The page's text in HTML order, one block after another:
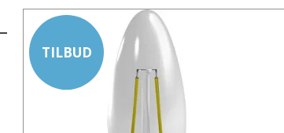
TILBUD